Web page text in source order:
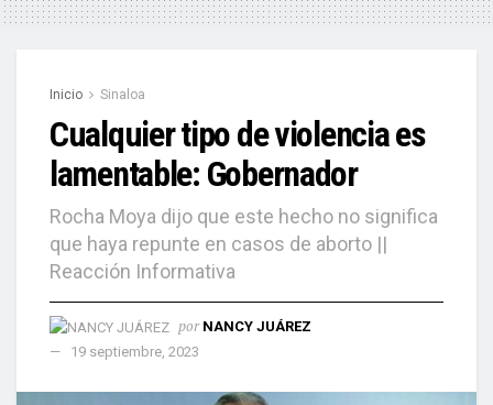
Inicio Sinaloa
Cualquier tipo de violencia es
lamentable: Gobernador
Rocha Moya dijo que este hecho no significa
que haya repunte en casos de aborto ||
Reacción Informativa
por NANCY JUÁREZ
19 septiembre, 2023